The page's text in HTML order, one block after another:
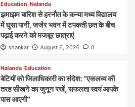
Education Nalanda
झमाझम बारिश से हरनौत के कन्या मध्य विद्यालय
में घुसा पानी, जर्जर भवन में टपकती छत के बीच
पढ़ाई करने को मजबूर छात्राएं
shankar August 6, 2026 0
Nalanda Education
बेटियों को जिलाधिकारी का संदेश: “एकलव्य की
तरह सीखने का जुनून रखें, सफलता स्वयं आपके
पास आएगी”